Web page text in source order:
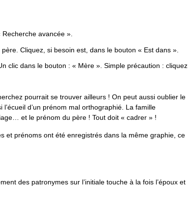
avancée ».
Cliquez, si besoin est, dans le bouton « Est dans ».
clic dans le bouton : « Mère ». Simple précaution : cliquez
pourrait se trouver ailleurs ! On peut aussi oublier le
d’un prénom mal orthographié. La famille
et le prénom du père ! Tout doit « cadrer » !
et prénoms ont été enregistrés dans la même graphie, ce
des patronymes sur l’initiale touche à la fois l’époux et